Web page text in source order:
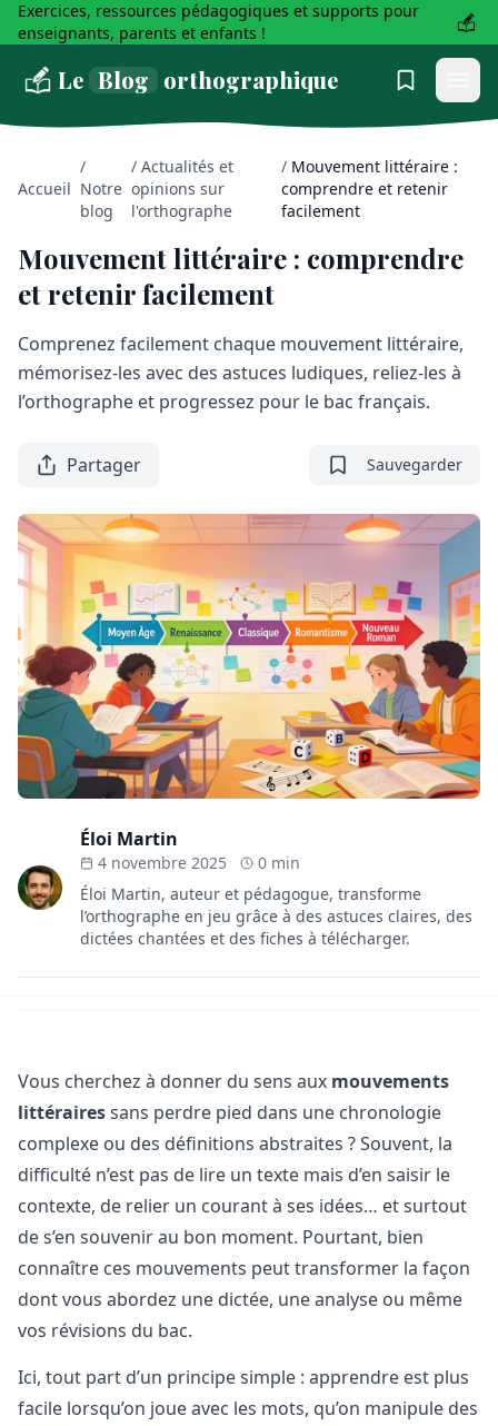
Exercices, ressources pédagogiques et supports pour
enseignants, parents et enfants !
Le Blog orthographique
Accueil
/
Notre
blog
/ Actualités et
opinions sur
l'orthographe
/ Mouvement littéraire :
comprendre et retenir
facilement
Mouvement littéraire : comprendre
et retenir facilement
Comprenez facilement chaque mouvement littéraire,
mémorisez-les avec des astuces ludiques, reliez-les à
l’orthographe et progressez pour le bac français.
Partager Sauvegarder
Éloi Martin
4 novembre 2025
0 min
Éloi Martin, auteur et pédagogue, transforme
l’orthographe en jeu grâce à des astuces claires, des
dictées chantées et des fiches à télécharger.
Vous cherchez à donner du sens aux mouvements
littérairessans perdre pied dans une chronologie
complexe ou des définitions abstraites ? Souvent, la
difficulté n’est pas de lire un texte mais d’en saisir le
contexte, de relier un courant à ses idées… et surtout
de s’en souvenir au bon moment. Pourtant, bien
connaître ces mouvements peut transformer la façon
dont vous abordez une dictée, une analyse ou même
vos révisions du bac.
Ici, tout part d’un principe simple : apprendre est plus
facile lorsqu’on joue avec les mots, qu’on manipule des